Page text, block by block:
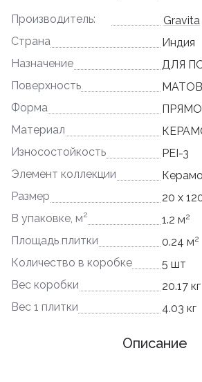
Производитель:
Gravita
Страна
Индия
Назначение
ДЛЯ
Поверхность
Форма
Материал
Износостойкость
PEI-3
Элемент коллекции
Размер
20 x
В упаковке, м2 1.2 м2
Площадь плитки 0.24 м2
Количество в коробке
5 шт
Вес коробки
20.17 кг
Вес 1 плитки
4.03 кг
Описание